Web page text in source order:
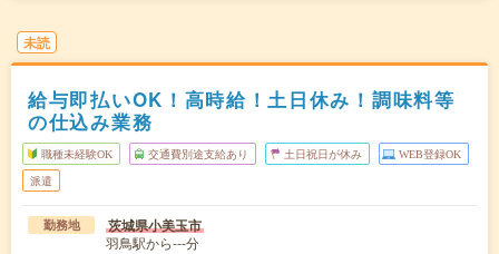
未読
給与即払いOK！高時給！土日休み！調味料等
の仕込み業務
職種未経験OK 交通費別途支給あり 土日祝日が休み WEB登録OK
派遣
勤務地 茨城県小美玉市
羽鳥駅から---分